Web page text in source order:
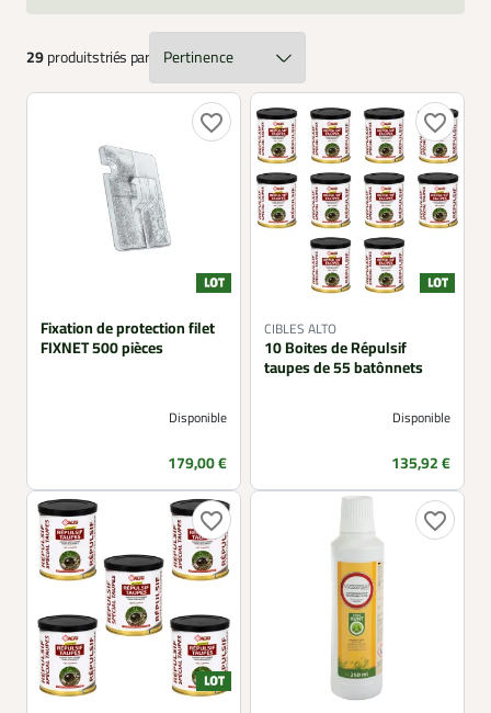
poulailler. Que vous cherchiez un répulsif taupes longue
durée, un spray anti-moustiques textile ou une solution
pour limiter les marquages de chiens et chats, vous
trouverez ici le produit répulsif le plus adapté.
29produitstriés par
favorite_border
Fixation de protection filet
FIXNET 500 pièces
Disponible
Prix
179,00 €
favorite_border
CIBLES ALTO
10 Boites de Répulsif
taupes de 55 batônnets
Disponible
Prix
135,92 €
favorite_border favorite_border